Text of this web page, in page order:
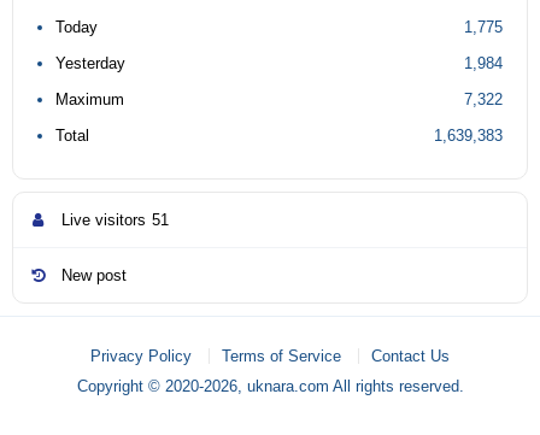
Today
1,775
Yesterday
1,984
Maximum
7,322
Total
1,639,383
Live visitors 51
New post
Privacy Policy Terms of Service
Contact Us
Copyright © 2020-2026, uknara.com All rights reserved.